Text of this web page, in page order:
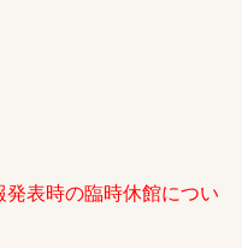
表時の臨時休館につい